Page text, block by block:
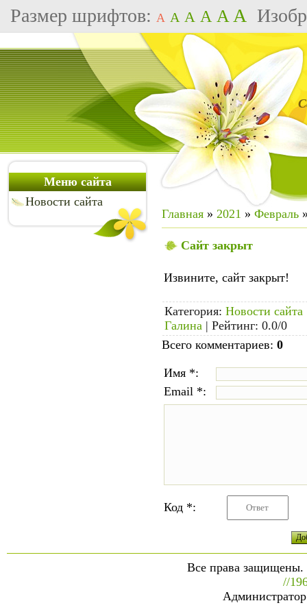
Размер шрифтов: A A A A A A
Меню сайта
Новости сайта
Главная » 2021 » Февраль
Сайт закрыт
Извините, сайт закрыт!
Категория: Новости сайта
Галина | Рейтинг: 0.0/0
Всего комментариев: 0
Имя *:
Email *:
Код *:
Все права
//